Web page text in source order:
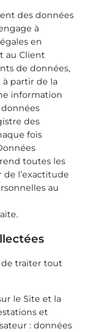
des données
à
en
au Client
de données,
partir de la
information
des
fois
toutes les
de l’exactitude
au
traiter tout
le Site et la
et
: données